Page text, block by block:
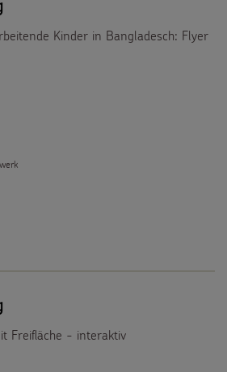
Kinder in Bangladesch: Flyer
Freifläche - interaktiv